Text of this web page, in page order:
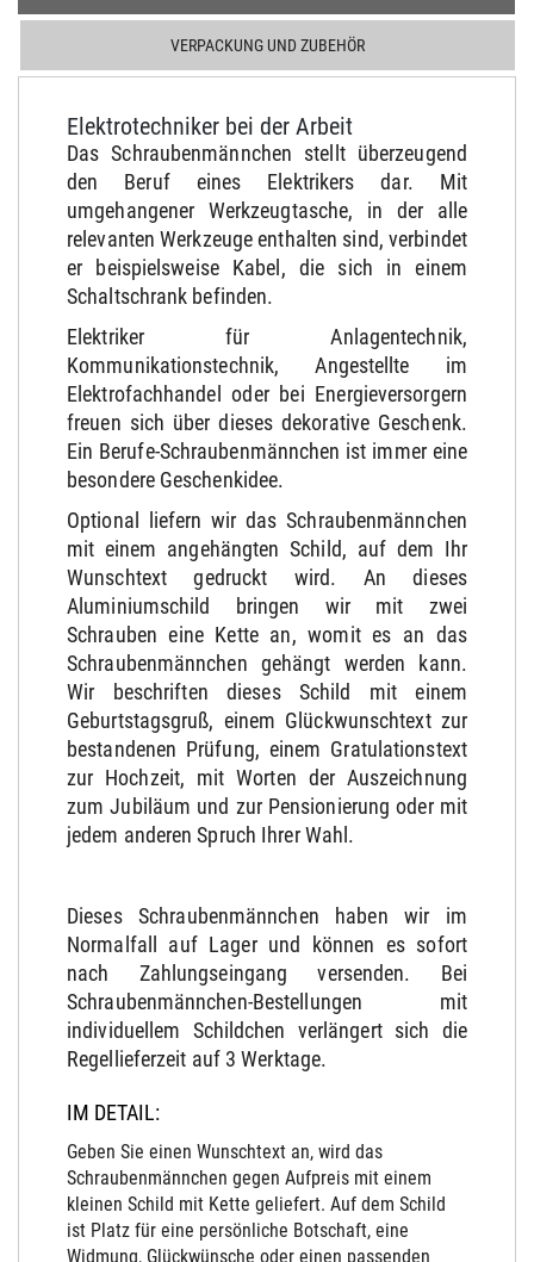
VERPACKUNG UND ZUBEHÖR
Elektrotechniker bei der Arbeit
Das Schraubenmännchen stellt überzeugend
den Beruf eines Elektrikers dar. Mit
umgehangener Werkzeugtasche, in der alle
relevanten Werkzeuge enthalten sind, verbindet
er beispielsweise Kabel, die sich in einem
Schaltschrank befinden.
Elektriker für Anlagentechnik,
Kommunikationstechnik, Angestellte im
Elektrofachhandel oder bei Energieversorgern
freuen sich über dieses dekorative Geschenk.
Ein Berufe-Schraubenmännchen ist immer eine
besondere Geschenkidee.
Optional liefern wir das Schraubenmännchen
mit einem angehängten Schild, auf dem Ihr
Wunschtext gedruckt wird. An dieses
Aluminiumschild bringen wir mit zwei
Schrauben eine Kette an, womit es an das
Schraubenmännchen gehängt werden kann.
Wir beschriften dieses Schild mit einem
Geburtstagsgruß, einem Glückwunschtext zur
bestandenen Prüfung, einem Gratulationstext
zur Hochzeit, mit Worten der Auszeichnung
zum Jubiläum und zur Pensionierung oder mit
jedem anderen Spruch Ihrer Wahl.
Dieses Schraubenmännchen haben wir im
Normalfall auf Lager und können es sofort
nach Zahlungseingang versenden. Bei
Schraubenmännchen-Bestellungen mit
individuellem Schildchen verlängert sich die
Regellieferzeit auf 3 Werktage.
IM DETAIL:
Geben Sie einen Wunschtext an, wird das
Schraubenmännchen gegen Aufpreis mit einem
kleinen Schild mit Kette geliefert. Auf dem Schild
ist Platz für eine persönliche Botschaft, eine
Widmung, Glückwünsche oder einen passenden